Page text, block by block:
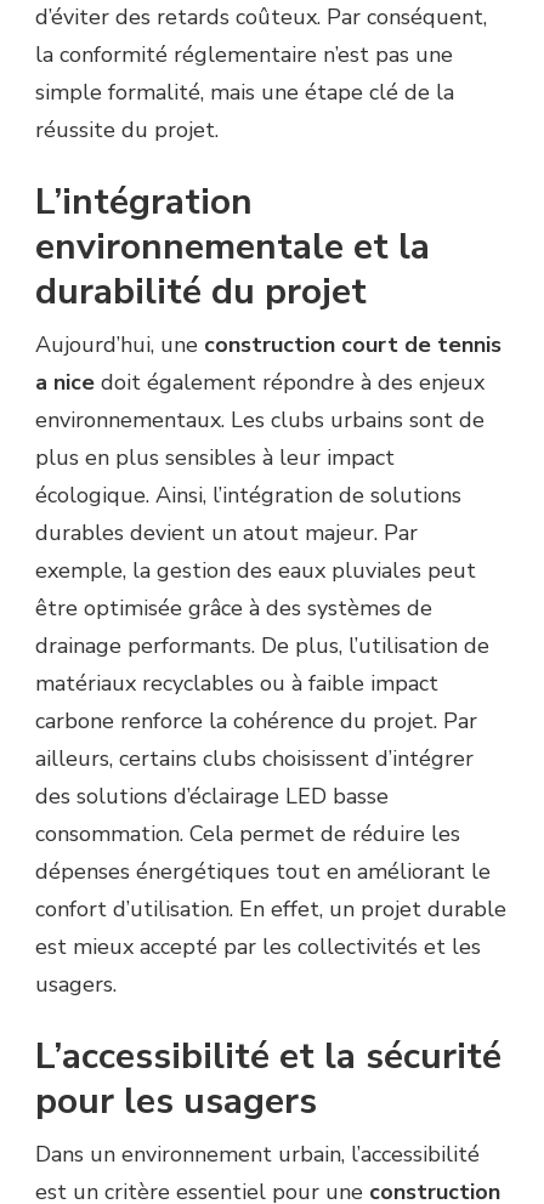
d’éviter des retards coûteux. Par conséquent,
la conformité réglementaire n’est pas une
simple formalité, mais une étape clé de la
réussite du projet.
L’intégration
environnementale et la
durabilité du projet
Aujourd’hui, une construction court de tennis
a nice doit également répondre à des enjeux
environnementaux. Les clubs urbains sont de
plus en plus sensibles à leur impact
écologique. Ainsi, l’intégration de solutions
durables devient un atout majeur. Par
exemple, la gestion des eaux pluviales peut
être optimisée grâce à des systèmes de
drainage performants. De plus, l’utilisation de
matériaux recyclables ou à faible impact
carbone renforce la cohérence du projet. Par
ailleurs, certains clubs choisissent d’intégrer
des solutions d’éclairage LED basse
consommation. Cela permet de réduire les
dépenses énergétiques tout en améliorant le
confort d’utilisation. En effet, un projet durable
est mieux accepté par les collectivités et les
usagers.
L’accessibilité et la sécurité
pour les usagers
Dans un environnement urbain, l’accessibilité
est un critère essentiel pour une construction